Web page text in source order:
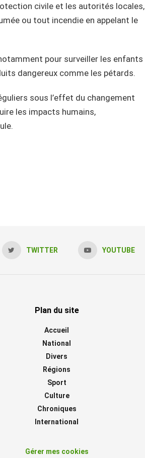
civile et les autorités locales,
ou tout incendie en appelant le
pour surveiller les enfants
dangereux comme les pétards.
sous l’effet du changement
les impacts humains,
TWITTER YOUTUBE
Plan du site
Accueil
National
Divers
Régions
Sport
Culture
Chroniques
International
Gérer mes cookies